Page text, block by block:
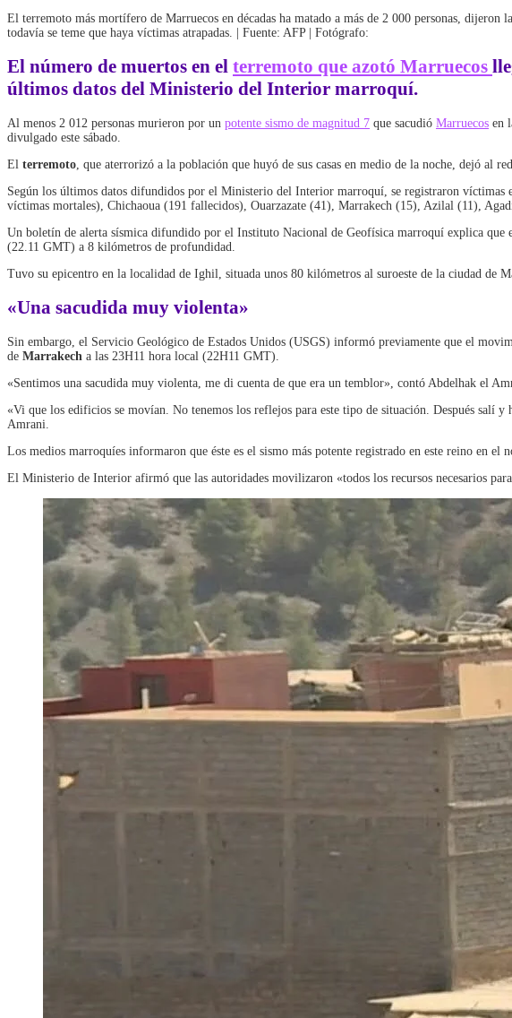
El terremoto más mortífero de Marruecos en décadas ha matado a más de 2 000 personas, dijeron
todavía se teme que haya víctimas atrapadas. | Fuente: AFP | Fotógrafo:
El número de muertos en el terremoto que azotó Marruecos
últimos datos del Ministerio del Interior marroquí.
Al menos 2 012 personas murieron por un potente sismo de magnitud 7 que sacudió Marruecos en
divulgado este sábado.
El terremoto , que aterrorizó a la población que huyó de sus casas en medio de la noche, dejó al
Según los últimos datos difundidos por el Ministerio del Interior marroquí, se registraron víctimas
víctimas mortales), Chichaoua (191 fallecidos), Ouarzazate (41), Marrakech (15), Azilal (11),
Un boletín de alerta sísmica difundido por el Instituto Nacional de Geofísica marroquí explica
(22.11 GMT) a 8 kilómetros de profundidad.
Tuvo su epicentro en la localidad de Ighil, situada unos 80 kilómetros al suroeste de la ciudad de
«Una sacudida muy violenta»
Sin embargo, el Servicio Geológico de Estados Unidos (USGS) informó previamente que el
de Marrakech a las 23H11 hora local (22H11 GMT).
«Sentimos una sacudida muy violenta, me di cuenta de que era un temblor», contó Abdelhak el
«Vi que los edificios se movían. No tenemos los reflejos para este tipo de situación. Después salí
Amrani.
Los medios marroquíes informaron que éste es el sismo más potente registrado en este reino en el
El Ministerio de Interior afirmó que las autoridades movilizaron «todos los recursos necesarios